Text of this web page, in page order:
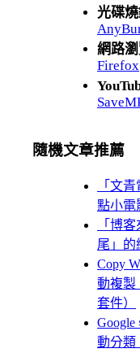
光碟燒
網路瀏
Firefox
隨機文章推薦
「文
點小電
「博
尾」
Copy
動複製
套件）
動分類